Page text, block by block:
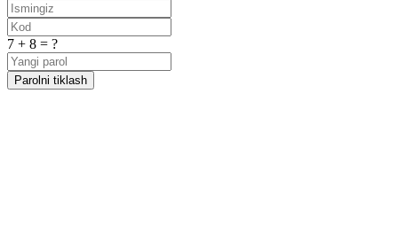
7 + 8 = ?
Parolni tiklash